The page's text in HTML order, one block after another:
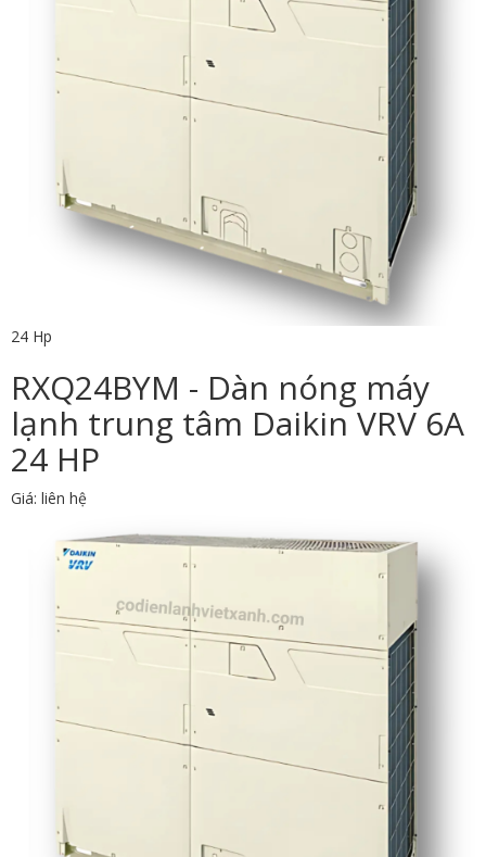
24 Hp
RXQ24BYM - Dàn nóng máy
lạnh trung tâm Daikin VRV 6A
24 HP
Giá: liên hệ